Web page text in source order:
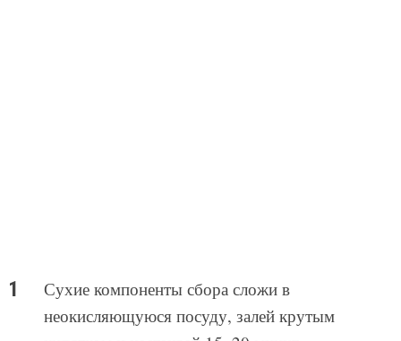
Сухие компоненты сбора сложи в
неокисляющуюся посуду, залей крутым